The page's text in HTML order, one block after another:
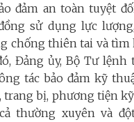
đảm an toàn tuyệt
sử dụng lực
chống thiên tai và tìm
Đảng ủy, Bộ Tư lệnh
tác bảo đảm kỹ
trang bị, phương tiện
thường xuyên và